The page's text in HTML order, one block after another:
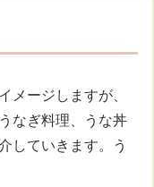
メージしますが、
なぎ料理、うな丼
していきます。う